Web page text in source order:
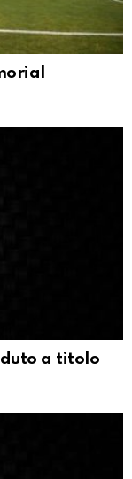
a titolo